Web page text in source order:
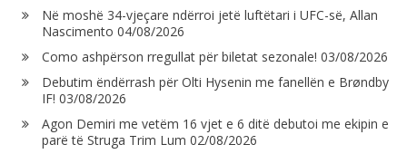
Në moshë 34-vjeçare ndërroi jetë luftëtari i UFC-së, Allan
Nascimento 04/08/2026
Como ashpërson rregullat për biletat sezonale! 03/08/2026
Debutim ëndërrash për Olti Hysenin me fanellën e Brøndby
IF! 03/08/2026
Agon Demiri me vetëm 16 vjet e 6 ditë debutoi me ekipin e
parë të Struga Trim Lum 02/08/2026